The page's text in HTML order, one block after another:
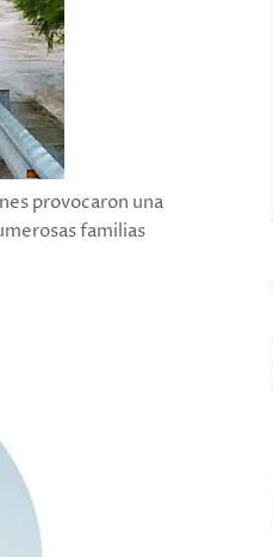
provocaron una
familias